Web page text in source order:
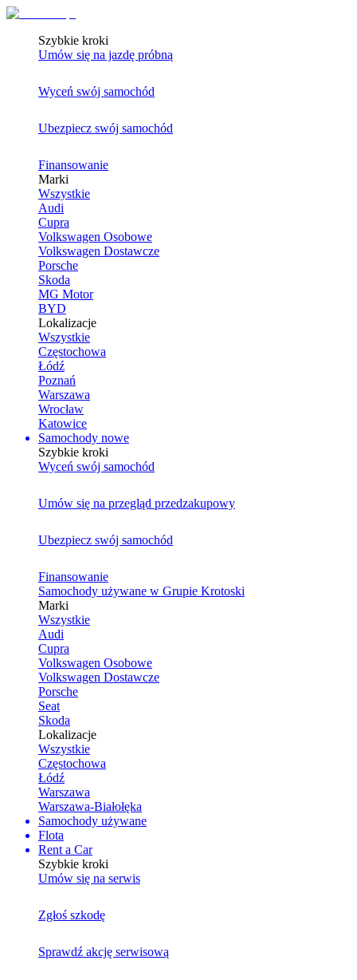
Szybkie kroki
Umów się na jazdę próbną
Wyceń swój samochód
Ubezpiecz swój samochód
Finansowanie
Marki
Wszystkie
Audi
Cupra
Volkswagen Osobowe
Volkswagen Dostawcze
Porsche
Skoda
MG Motor
BYD
Lokalizacje
Wszystkie
Częstochowa
Łódź
Poznań
Warszawa
Wrocław
Katowice
Samochody nowe
Szybkie kroki
Wyceń swój samochód
Umów się na przegląd przedzakupowy
Ubezpiecz swój samochód
Finansowanie
Samochody używane w Grupie Krotoski
Marki
Wszystkie
Audi
Cupra
Volkswagen Osobowe
Volkswagen Dostawcze
Porsche
Seat
Skoda
Lokalizacje
Wszystkie
Częstochowa
Łódź
Warszawa
Warszawa-Białołęka
Samochody używane
Flota
Rent a Car
Szybkie kroki
Umów się na serwis
Zgłoś szkodę
Sprawdź akcję serwisową